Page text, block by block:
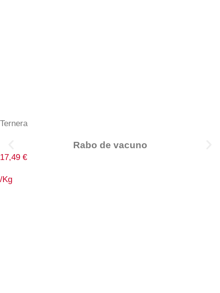
Ternera
Rabo de vacuno
17,49 €
/Kg